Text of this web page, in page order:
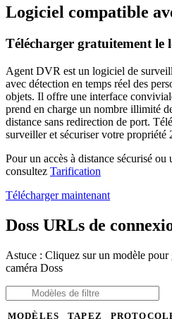
Logiciel compatible
Télécharger gratuitement le
Agent DVR est un logiciel de
avec détection en temps réel des
objets. Il offre une interface
prend en charge un nombre illimité
distance sans redirection de port.
surveiller et sécuriser votre propriété
Pour un accès à distance sécurisé
consultez Tarification
Télécharger maintenant
Doss URLs de
Astuce : Cliquez sur un modèle
caméra Doss
MODÈLES TAPEZ